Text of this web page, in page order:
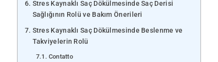
Stres Kaynaklı Saç Dökülmesinde Saç Derisi
Sağlığının Rolü ve Bakım Önerileri
Stres Kaynaklı Saç Dökülmesinde Beslenme ve
Takviyelerin Rolü
Contatto